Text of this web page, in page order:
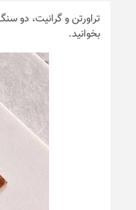
تراورتن و گرانیت، دو
بخوانید.